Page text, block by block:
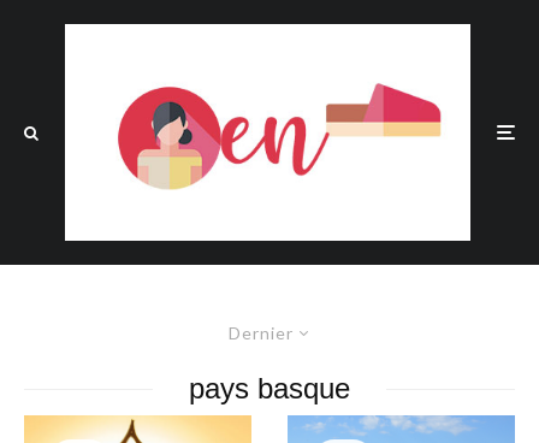
Dernier
pays basque